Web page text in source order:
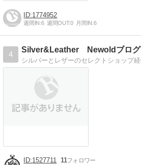
1774952
週間IN:6 週間OUT:0 月間IN:6
4
Silver&Leather Newoldブログ
1527711 11